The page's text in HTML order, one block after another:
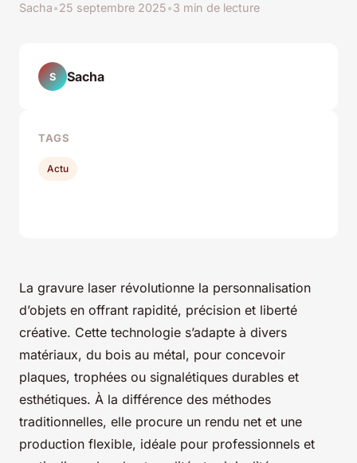
Sacha•25 septembre 2025•3 min de lecture
La gravure laser révolutionne la personnalisation
d’objets en offrant rapidité, précision et liberté
créative. Cette technologie s’adapte à divers
matériaux, du bois au métal, pour concevoir
plaques, trophées ou signalétiques durables et
esthétiques. À la différence des méthodes
traditionnelles, elle procure un rendu net et une
production flexible, idéale pour professionnels et
S Sacha
TAGS
Actu